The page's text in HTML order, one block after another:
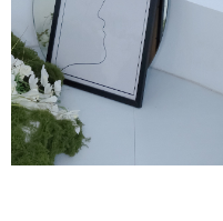
４．使用「AFTEE先享後付」
時審查核予不同之上限額度；
請求用戶進行身份認證。
５．嚴禁一人註冊多個帳號或使
恩沛科技股份有限公司將有權停